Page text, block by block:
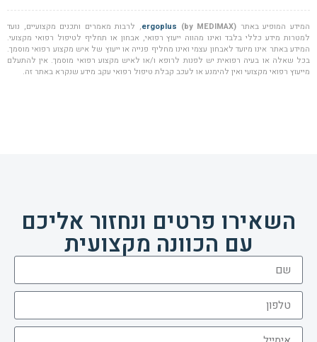
המידע המופיע באתר ergoplus (by MEDIMAX)
, לרבות מאמרים ותכנים מקצועיים, נועד
למטרות מידע כללי בלבד ואינו מהווה ייעוץ רפואי, אבחון או תחליף לטיפול רפואי מקצועי.
המידע באתר אינו מיועד לאבחון עצמי ואינו מחליף פנייה או ייעוץ של איש מקצוע רפואי מוסמך.
בכל שאלה או בעיה רפואית יש לפנות לרופא ו/או לאיש מקצוע רפואי מוסמך. אין להתעלם
מייעוץ רפואי מקצועי ואין להימנע או לעכב קבלת טיפול רפואי עקב מידע שנקרא באתר זה.
השאירו פרטים ונחזור אליכם
עם הכוונה מקצועית